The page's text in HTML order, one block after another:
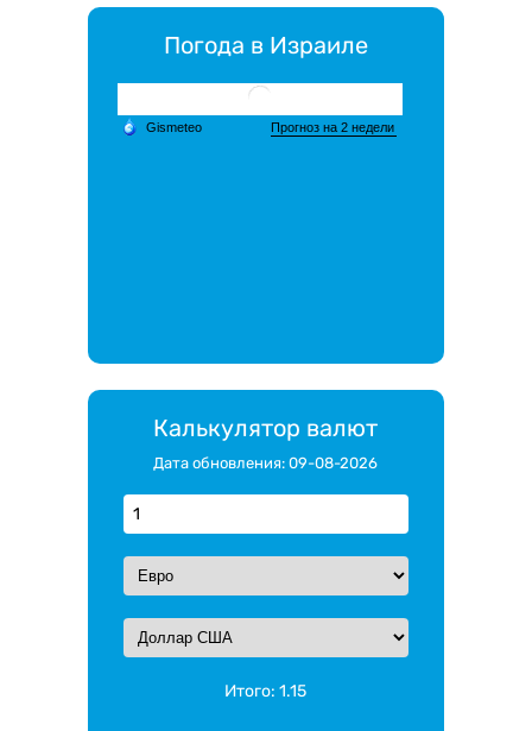
Погода в Израиле
Калькулятор валют
Дата обновления: 09-08-2026
Итого:1.15